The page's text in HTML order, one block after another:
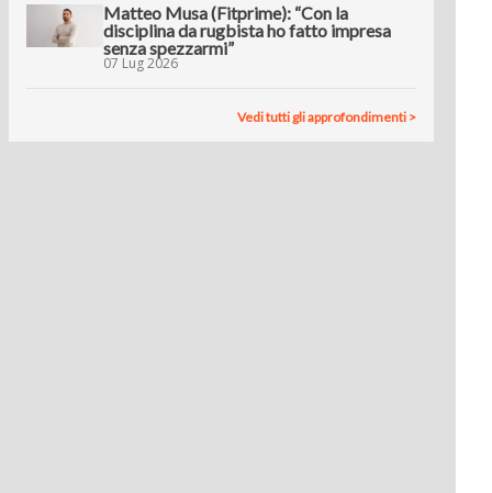
Matteo Musa (Fitprime): “Con la
disciplina da rugbista ho fatto impresa
senza spezzarmi”
07 Lug 2026
Vedi tutti gli approfondimenti >